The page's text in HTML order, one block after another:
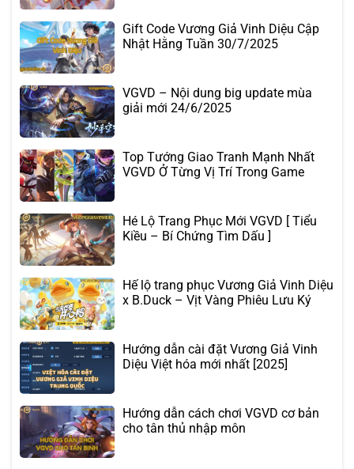
Gift Code Vương Giả Vinh Diệu Cập
Nhật Hằng Tuần 30/7/2025
VGVD – Nội dung big update mùa
giải mới 24/6/2025
Top Tướng Giao Tranh Mạnh Nhất
VGVD Ở Từng Vị Trí Trong Game
Hé Lộ Trang Phục Mới VGVD [ Tiểu
Kiều – Bí Chứng Tìm Dấu ]
Hế lộ trang phục Vương Giả Vinh Diệu
x B.Duck – Vịt Vàng Phiêu Lưu Ký
Hướng dẫn cài đặt Vương Giả Vinh
Diệu Việt hóa mới nhất [2025]
Hướng dẫn cách chơi VGVD cơ bản
cho tân thủ nhập môn